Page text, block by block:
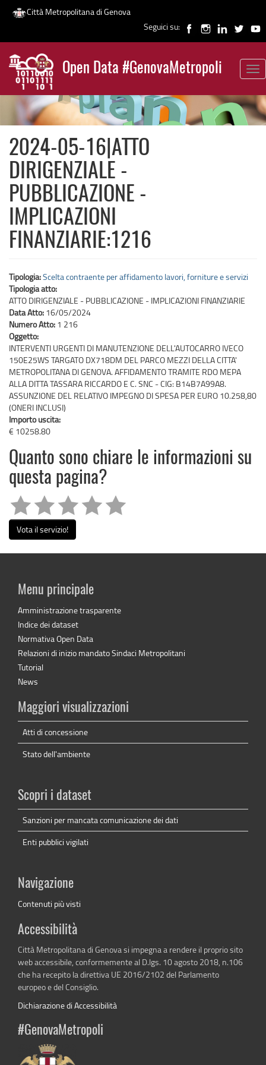
Salta
contenuto
principale
Città Metropolitana di Genova
Seguici su:
Open Data #GenovaMetropoli
News
2024-05-16|ATTO
DIRIGENZIALE -
PUBBLICAZIONE -
IMPLICAZIONI
FINANZIARIE:1216
Tipologia:Scelta contraente per affidamento lavori, forniture e servizi
Tipologia atto:
ATTO DIRIGENZIALE - PUBBLICAZIONE - IMPLICAZIONI FINANZIARIE
Data Atto: 16/05/2024
Numero Atto: 1 216
Oggetto:
INTERVENTI URGENTI DI MANUTENZIONE DELL'AUTOCARRO IVECO
150E25WS TARGATO DX718DM DEL PARCO MEZZI DELLA CITTA'
METROPOLITANA DI GENOVA. AFFIDAMENTO TRAMITE RDO MEPA
ALLA DITTA TASSARA RICCARDO E C. SNC - CIG: B14B7A99A8.
ASSUNZIONE DEL RELATIVO IMPEGNO DI SPESA PER EURO 10.258,80
(ONERI INCLUSI)
Importo uscita:
€ 10258.80
Quanto sono chiare le informazioni su
questa pagina?
Vota il servizio!
Menu principale
Amministrazione trasparente
Indice dei dataset
Normativa Open Data
Relazioni di inizio mandato Sindaci Metropolitani
Tutorial
News
Maggiori visualizzazioni
Atti di concessione
Stato dell'ambiente
Scopri i dataset
Sanzioni per mancata comunicazione dei dati
Enti pubblici vigilati
Navigazione
Contenuti più visti
Accessibilità
Città Metropolitana di Genova si impegna a rendere il proprio sito
web accessibile, conformemente al D.lgs. 10 agosto 2018, n.106
che ha recepito la direttiva UE 2016/2102 del Parlamento
europeo e del Consiglio.
Dichiarazione di Accessibilità
#GenovaMetropoli